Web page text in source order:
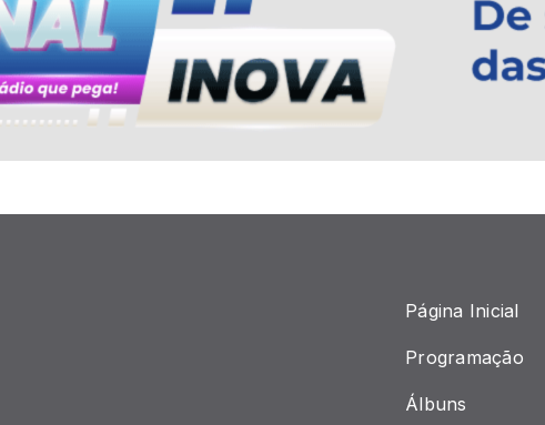
Página Inicial
Programação
Álbuns